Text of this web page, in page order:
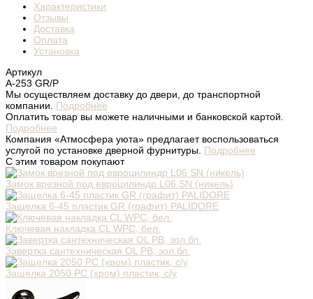
Характеристики
Отзывы
Доставка
Оплата
Установка
Артикул
A-253 GR/P
Мы осуществляем доставку до двери, до транспортной
компании. Подробнее
Оплатить товар вы можете наличными и банковской картой.
Подробнее
Компания «Атмосфера уюта» предлагает воспользоваться
услугой по установке дверной фурнитуры. Подробнее
С этим товаром покупают
Замок врезной под евроцилиндр L06 SN (никель)
Защелка 6-45 пластик GR (графит) PALIDORE
Ключевая накладка CL WPC, бел.
Завертка сантехническая OL PB, зол.бл.
Защелка 2050 PC (хром) пластик, с/у